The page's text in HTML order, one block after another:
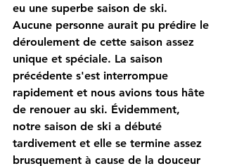
eu une superbe saison de ski.
Aucune personne aurait pu prédire le
déroulement de cette saison assez
unique et spéciale. La saison
précédente s'est interrompue
rapidement et nous avions tous hâte
de renouer au ski. Évidemment,
notre saison de ski a débuté
tardivement et elle se termine assez
brusquement à cause de la douceur